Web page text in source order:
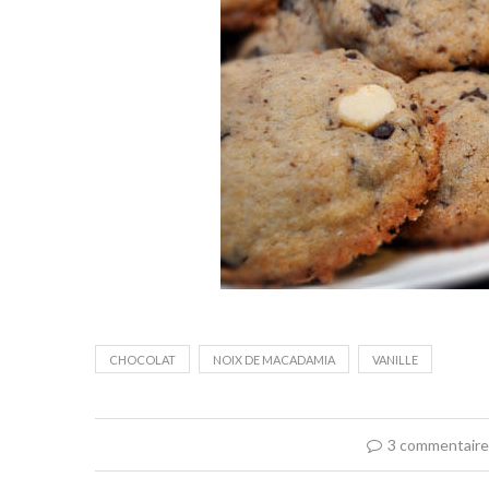
CHOCOLAT NOIX DE MACADAMIA VANILLE
3